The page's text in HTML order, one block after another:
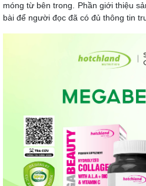
móng từ bên trong. Phần giới thiệu
bài để người đọc đã có đủ thông tin